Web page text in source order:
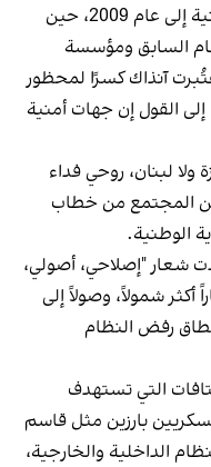
ويعود أحد أبرز مظاهر القطيعة العلنية إلى عام 2009، حين
السابق ومؤسسة
آنذاك كسرًا لمحظور
القول إن جهات أمنية
ولا لبنان، روحي فداء
من المجتمع من خطاب
الوطنية.
2017، التي شهدت شعار "إصلاحي، أصولي،
أكثر شمولاً، وصولاً إلى
رفض النظام
التي تستهدف
بارزين مثل قاسم
الداخلية والخارجية،